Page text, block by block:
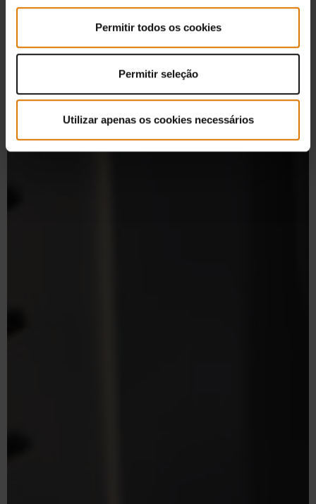
Permitir todos os cookies
Permitir seleção
Utilizar apenas os cookies necessários